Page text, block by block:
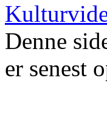
Denne
er senest